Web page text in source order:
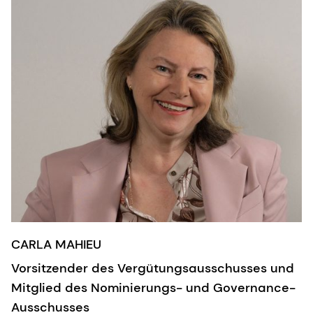
CARLA MAHIEU
Vorsitzender des Vergütungsausschusses und
Mitglied des Nominierungs- und Governance-
Ausschusses